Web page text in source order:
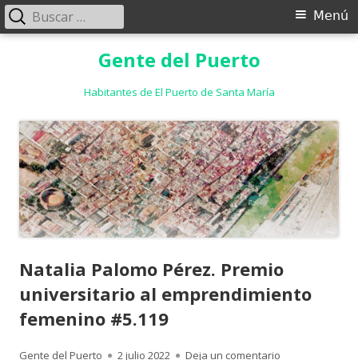
Gente del Puerto
Habitantes de El Puerto de Santa María
Menú
Menú
Buscar:
Natalia Palomo Pérez. Premio
universitario al emprendimiento
femenino #5.119
Autor
Gente del Puerto
Publicado
2 julio 2022 Deja un comentario